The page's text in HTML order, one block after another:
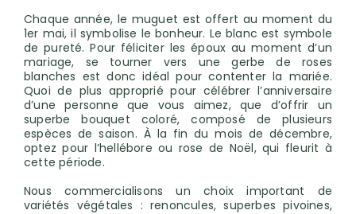
Chaque année, le muguet est offert au moment du
1er mai, il symbolise le bonheur. Le blanc est symbole
de pureté. Pour féliciter les époux au moment d’un
mariage, se tourner vers une gerbe de roses
blanches est donc idéal pour contenter la mariée.
Quoi de plus approprié pour célébrer l’anniversaire
d’une personne que vous aimez, que d’offrir un
superbe bouquet coloré, composé de plusieurs
espèces de saison. À la fin du mois de décembre,
optez pour l’hellébore ou rose de Noël, qui fleurit à
cette période.
Nous commercialisons un choix important de
variétés végétales : renoncules, superbes pivoines,